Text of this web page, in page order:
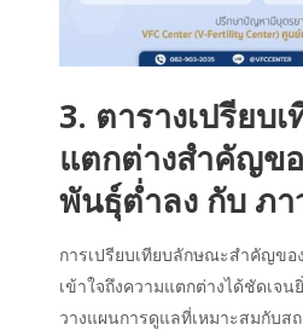
3. ตารางเปรียบ
แตกต่างสำคัญข
พันธุ์ต่ำลง กับ ภ
การเปรียบเทียบลักษณะสำคัญขอ
เข้าใจถึงความแตกต่างได้ชัดเจ
วางแผนการดูแลที่เหมาะสมกับ